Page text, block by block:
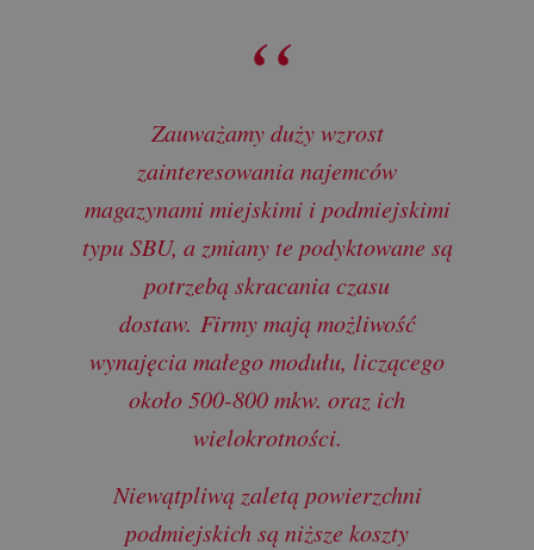
Zauważamy duży wzrost
zainteresowania najemców
magazynami miejskimi i podmiejskimi
typu SBU, a zmiany te podyktowane są
potrzebą skracania czasu
dostaw. Firmy mają możliwość
wynajęcia małego modułu, liczącego
około 500-800 mkw. oraz ich
wielokrotności.
Niewątpliwą zaletą powierzchni
podmiejskich są niższe koszty